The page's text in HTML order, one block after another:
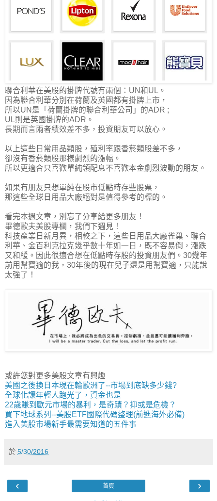
聯合利華在美股的掛牌代號有兩個：UN和UL。
因為聯合利華分別在荷蘭及英國都有掛牌上市，
所以UN是「荷蘭掛牌的聯合利華公司」的ADR ;
UL則是英國掛牌的ADR。
長期而言兩者績效差不多，投資朋友可以放心。
以上這些日常用品類股，殖利率跟香菸類股差不多，
卻沒有香菸類股那樣劇烈的漲幅。
所以更適合只喜歡單純領配息不喜歡本金劇烈波動的朋友。
如果有朋友只想單純在股市低點時存些股票，
那這些全球日用品大廠絕對是值得參考的標的。
看完本週文章，別忘了分享給更多朋友！
畢德歐夫美股專欄，我們下週見！
科技產業日新月異，相較之下，這些日用品大廠雀巢、聯合
利華、金百利克拉克幾乎數十年如一日，既不容易倒，漲跌
又和緩。因此很適合想在低點時存股的投資朋友們。30幾年
前用幫寶適的我，30年後的現在兒子還是用幫寶適，只能說
太強了！
或許您對更多美股文章有興趣
美國之後換日本現在輪歐洲了--市場到底缺多少錢?
全球化讓年輕人跑光了，資金也是
22歲賺到歐元市場的暴利，是奇蹟？抑或是危機？
買下地球系列--美股ETF國際代碼整理(前進海外必備)
進入美股市場新手最需要知道的五件事
於 5/30/2016
‹ ›
首頁